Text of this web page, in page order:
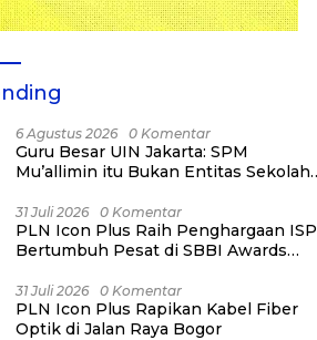
6 Agustus 2026 0 Komentar
Guru Besar UIN Jakarta: SPM
Mu’allimin itu Bukan Entitas Sekolah
31 Juli 2026 0 Komentar
PLN Icon Plus Raih Penghargaan ISP
Bertumbuh Pesat di SBBI Awards
31 Juli 2026 0 Komentar
PLN Icon Plus Rapikan Kabel Fiber
Optik di Jalan Raya Bogor